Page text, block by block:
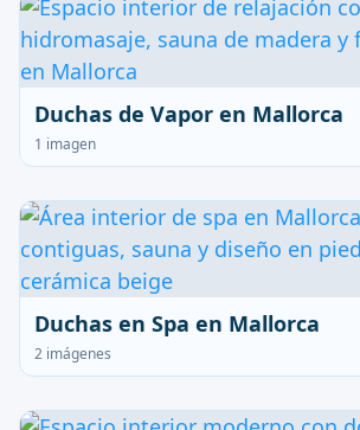
Duchas de Vapor en Mallorca
1 imagen
Duchas en Spa en Mallorca
2 imágenes